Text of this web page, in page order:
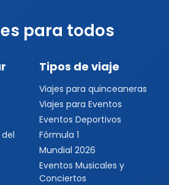
para todos
Tipos de viaje
Viajes para quinceaneras
Viajes para Eventos
Eventos Deportivos
Fórmula 1
Mundial 2026
Eventos Musicales y
Conciertos